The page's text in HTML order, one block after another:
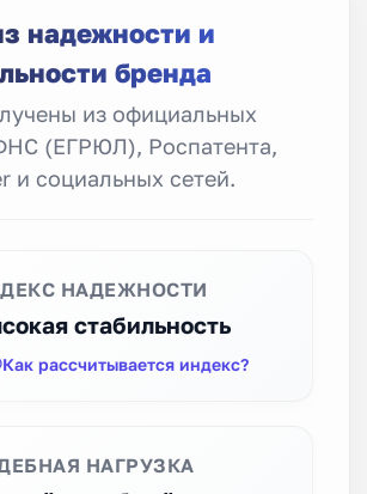
надежности и
бренда
из официальных
(ЕГРЮЛ), Роспатента,
и социальных сетей.
НАДЕЖНОСТИ
стабильность
Как рассчитывается индекс?
НАГРУЗКА